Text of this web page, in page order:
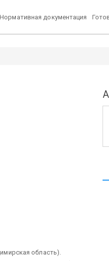
Нормативная документация
область).